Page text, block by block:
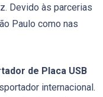
Devido às parcerias
Paulo como nas
de Placa USB
internacional.